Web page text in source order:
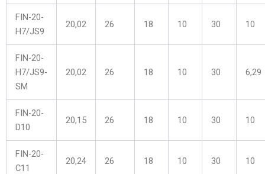
FIN-20-
H7/JS9
20,02 26 18 10 30 10
FIN-20-
H7/JS9-
SM
20,02 26 18 10 30 6,29
FIN-20-
D10
20,15 26 18 10 30 10
FIN-20-
C11
20,24 26 18 10 30 10